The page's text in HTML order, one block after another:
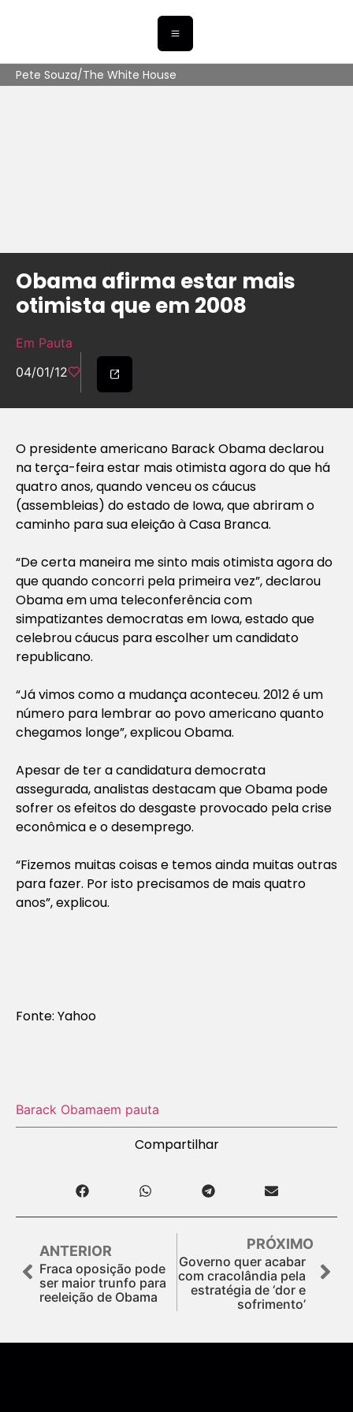
Pete Souza/The White House
Obama afirma estar mais
otimista que em 2008
Em Pauta
04/01/12
O presidente americano Barack Obama declarou
na terça-feira estar mais otimista agora do que há
quatro anos, quando venceu os cáucus
(assembleias) do estado de Iowa, que abriram o
caminho para sua eleição à Casa Branca.
“De certa maneira me sinto mais otimista agora do
que quando concorri pela primeira vez”, declarou
Obama em uma teleconferência com
simpatizantes democratas em Iowa, estado que
celebrou cáucus para escolher um candidato
republicano.
“Já vimos como a mudança aconteceu. 2012 é um
número para lembrar ao povo americano quanto
chegamos longe”, explicou Obama.
Apesar de ter a candidatura democrata
assegurada, analistas destacam que Obama pode
sofrer os efeitos do desgaste provocado pela crise
econômica e o desemprego.
“Fizemos muitas coisas e temos ainda muitas outras
para fazer. Por isto precisamos de mais quatro
anos”, explicou.
Fonte: Yahoo
Barack Obamaem pauta
Compartilhar
ANTERIOR
Fraca oposição pode
ser maior trunfo para
reeleição de Obama
PRÓXIMO
Governo quer acabar
com cracolândia pela
estratégia de ‘dor e
sofrimento’